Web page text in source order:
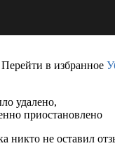
Перейти в избранное
удалено,
приостановлено
никто не оставил